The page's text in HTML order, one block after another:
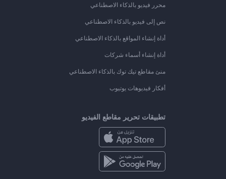
محرر فيديو بالذكاء الاصطناعي
نص إلى فيديو بالذكاء الاصطناعي
أداة إنشاء المواقع بالذكاء الاصطناعي
أداة إنشاء أسماء شركات
منئ مقاطع تيك توك بالذكاء الاصطناعي
أفكار فيديوهات يوتيوب
تطبيقات تحرير مقاطع الفيديو